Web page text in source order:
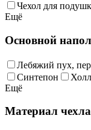
Чехол для
Ещё
Основной
Лебяжий пух,
Синтепон
Ещё
Материал чехла